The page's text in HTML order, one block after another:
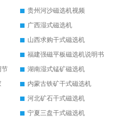
贵州河沙磁选机视频
广西湿式磁选机
山西求购干式磁选机
福建强磁平板磁选机说明书
节
湖南湿式锰矿磁选机
内蒙古铁矿干式磁选机
河北矿石干式磁选机
宁夏三盘干式磁选机